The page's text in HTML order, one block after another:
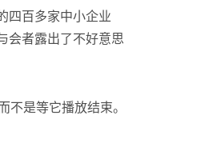
四百多家中小企业
会者露出了不好意思
是等它播放结束。